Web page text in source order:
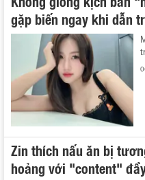
gặp biến ngay khi dẫn
Zin thích nấu ăn bị
hoảng với "content"